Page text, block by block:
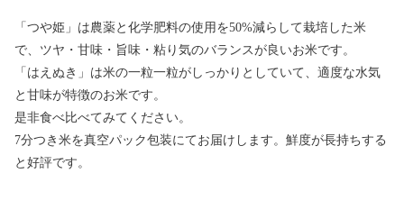
「つや姫」は農薬と化学肥料の使用を50%減らして栽培した米
で、ツヤ・甘味・旨味・粘り気のバランスが良いお米です。
「はえぬき」は米の一粒一粒がしっかりとしていて、適度な水気
と甘味が特徴のお米です。
是非食べ比べてみてください。
7分つき米を真空パック包装にてお届けします。鮮度が長持ちする
と好評です。